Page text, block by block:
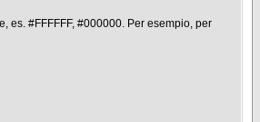
es. #FFFFFF, #000000. Per esempio, per